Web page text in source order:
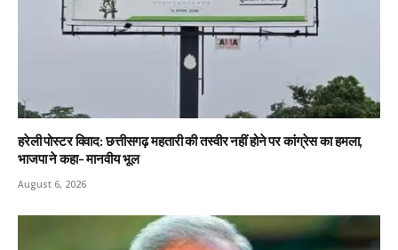
हरेली पोस्टर विवाद: छत्तीसगढ़ महतारी की तस्वीर नहीं होने पर कांग्रेस का हमला,
भाजपा ने कहा- मानवीय भूल
August 6, 2026